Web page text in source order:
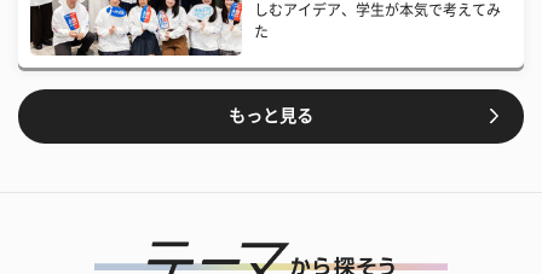
しむアイデア、学生が本気で考えてみ
た
もっと見る